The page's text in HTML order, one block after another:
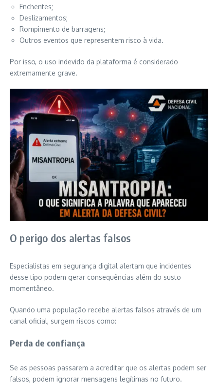
Enchentes;
Deslizamentos;
Rompimento de barragens;
Outros eventos que representem risco à vida.
Por isso, o uso indevido da plataforma é considerado
extremamente grave.
O perigo dos alertas falsos
Especialistas em segurança digital alertam que incidentes
desse tipo podem gerar consequências além do susto
momentâneo.
Quando uma população recebe alertas falsos através de um
canal oficial, surgem riscos como:
Perda de confiança
Se as pessoas passarem a acreditar que os alertas podem ser
falsos, podem ignorar mensagens legítimas no futuro.